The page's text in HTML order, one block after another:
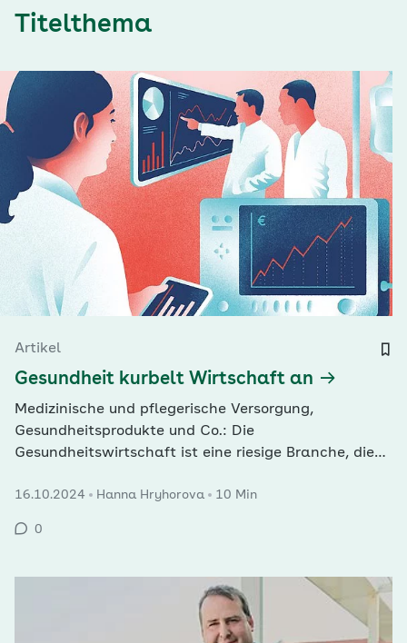
Titelthema
Artikel
Gesundheit kurbelt Wirtschaft an
Medizinische und pflegerische Versorgung,
Gesundheitsprodukte und Co.: Die
Gesundheitswirtschaft ist eine riesige Branche, die
Gesellschaft massiv beeinflusst. Wie groß ihre
16.10.2024 Hanna Hryhorova 10 Min
0